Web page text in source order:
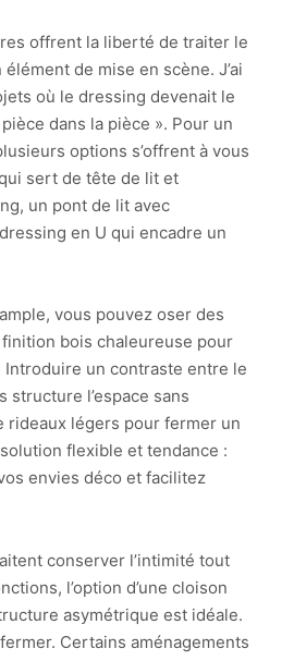
offrent la liberté de traiter le
de mise en scène. J’ai
où le dressing devenait le
dans la pièce ». Pour un
options s’offrent à vous
sert de tête de lit et
un pont de lit avec
en U qui encadre un
vous pouvez oser des
bois chaleureuse pour
Introduire un contraste entre le
structure l’espace sans
rideaux légers pour fermer un
flexible et tendance :
envies déco et facilitez
conserver l’intimité tout
l’option d’une cloison
asymétrique est idéale.
Certains aménagements